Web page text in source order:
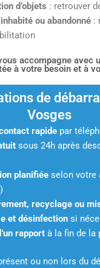
d’objets : retrouver
ou abandonné:
accompagne avec
à votre besoin et à
de
Vosges
rapide par
sous 24h après
planifiée selon votre
recyclage ou
et désinfection si
rapport à la fin de la
ou non lors du